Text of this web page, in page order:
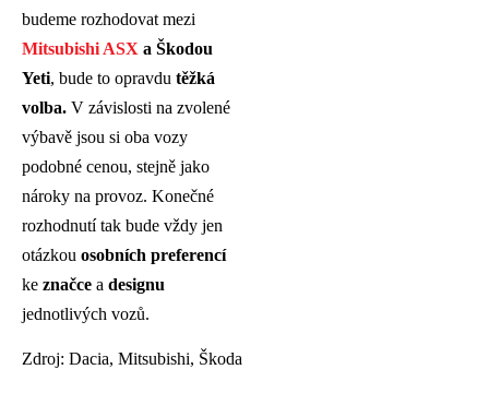
budeme rozhodovat mezi
Mitsubishi ASX a Škodou
Yeti, bude to opravdu těžká
volba. V závislosti na zvolené
výbavě jsou si oba vozy
podobné cenou, stejně jako
nároky na provoz. Konečné
rozhodnutí tak bude vždy jen
otázkou osobních preferencí
ke značce a designu
jednotlivých vozů.
Zdroj: Dacia, Mitsubishi, Škoda